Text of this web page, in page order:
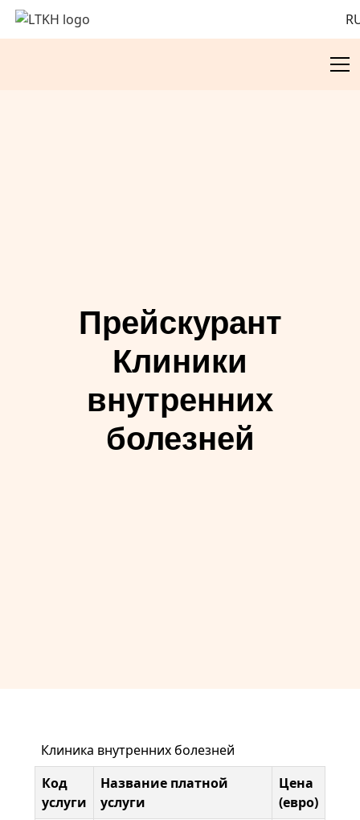
Прейскурант
Клиники
внутренних
болезней
Клиника внутренних болезней
Код
услуги
Название платной
услуги
Цена
(евро)